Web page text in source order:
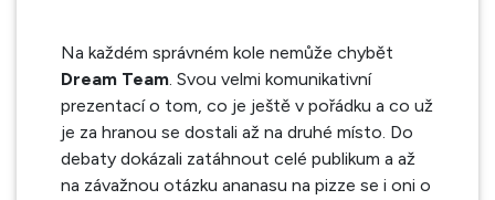
Na každém správném kole nemůže chybět
Dream Team. Svou velmi komunikativní
prezentací o tom, co je ještě v pořádku a co už
je za hranou se dostali až na druhé místo. Do
debaty dokázali zatáhnout celé publikum a až
na závažnou otázku ananasu na pizze se i oni o